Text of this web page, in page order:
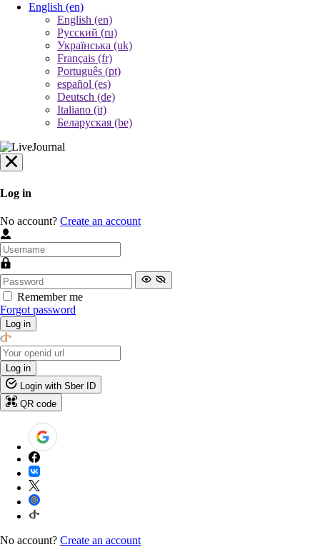
English (en)
English (en)
Русский (ru)
Українська (uk)
Français (fr)
Português (pt)
español (es)
Deutsch (de)
Italiano (it)
Беларуская (be)
Log in
No account? Create an account
Remember me
Forgot password
Log in
Log in
Login with Sber ID
QR code
No account? Create an account